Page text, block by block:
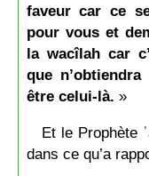
faveur car ce
pour vous et
la wacîlah car
que
être celui-là. »
Et le Prophète
dans ce qu’a